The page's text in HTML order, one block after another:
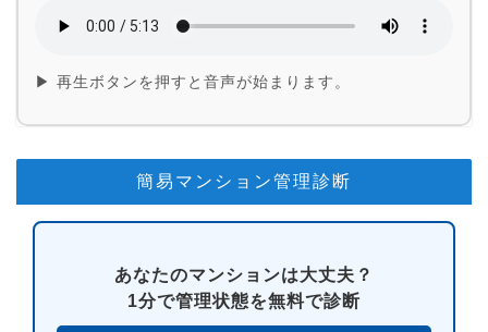
▶ 再生ボタンを押すと音声が始まります。
簡易マンション管理診断
あなたのマンションは大丈夫？
1分で管理状態を無料で診断